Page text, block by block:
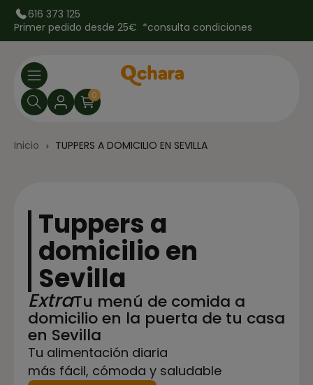
616 373 125
Primer pedido desde 25€ *consulta condiciones
0
Inicio TUPPERS A DOMICILIO EN SEVILLA
Tuppers a
domicilio en
Sevilla
ExtraTu menú de comida a
domicilio en la puerta de tu casa
en Sevilla
Tu alimentación diaria
más fácil, cómoda y saludable